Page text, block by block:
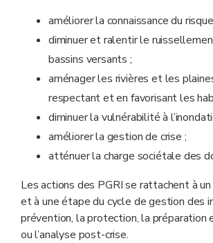
améliorer la connaissance du
diminuer et ralentir le
bassins versants ;
aménager les rivières et les
respectant et en favorisant les
diminuer la vulnérabilité à
améliorer la gestion de crise ;
atténuer la charge sociétale des
Les actions des PGRI se rattachent à
et à une étape du cycle de gestion des
prévention, la protection, la préparation
ou l’analyse post-crise.